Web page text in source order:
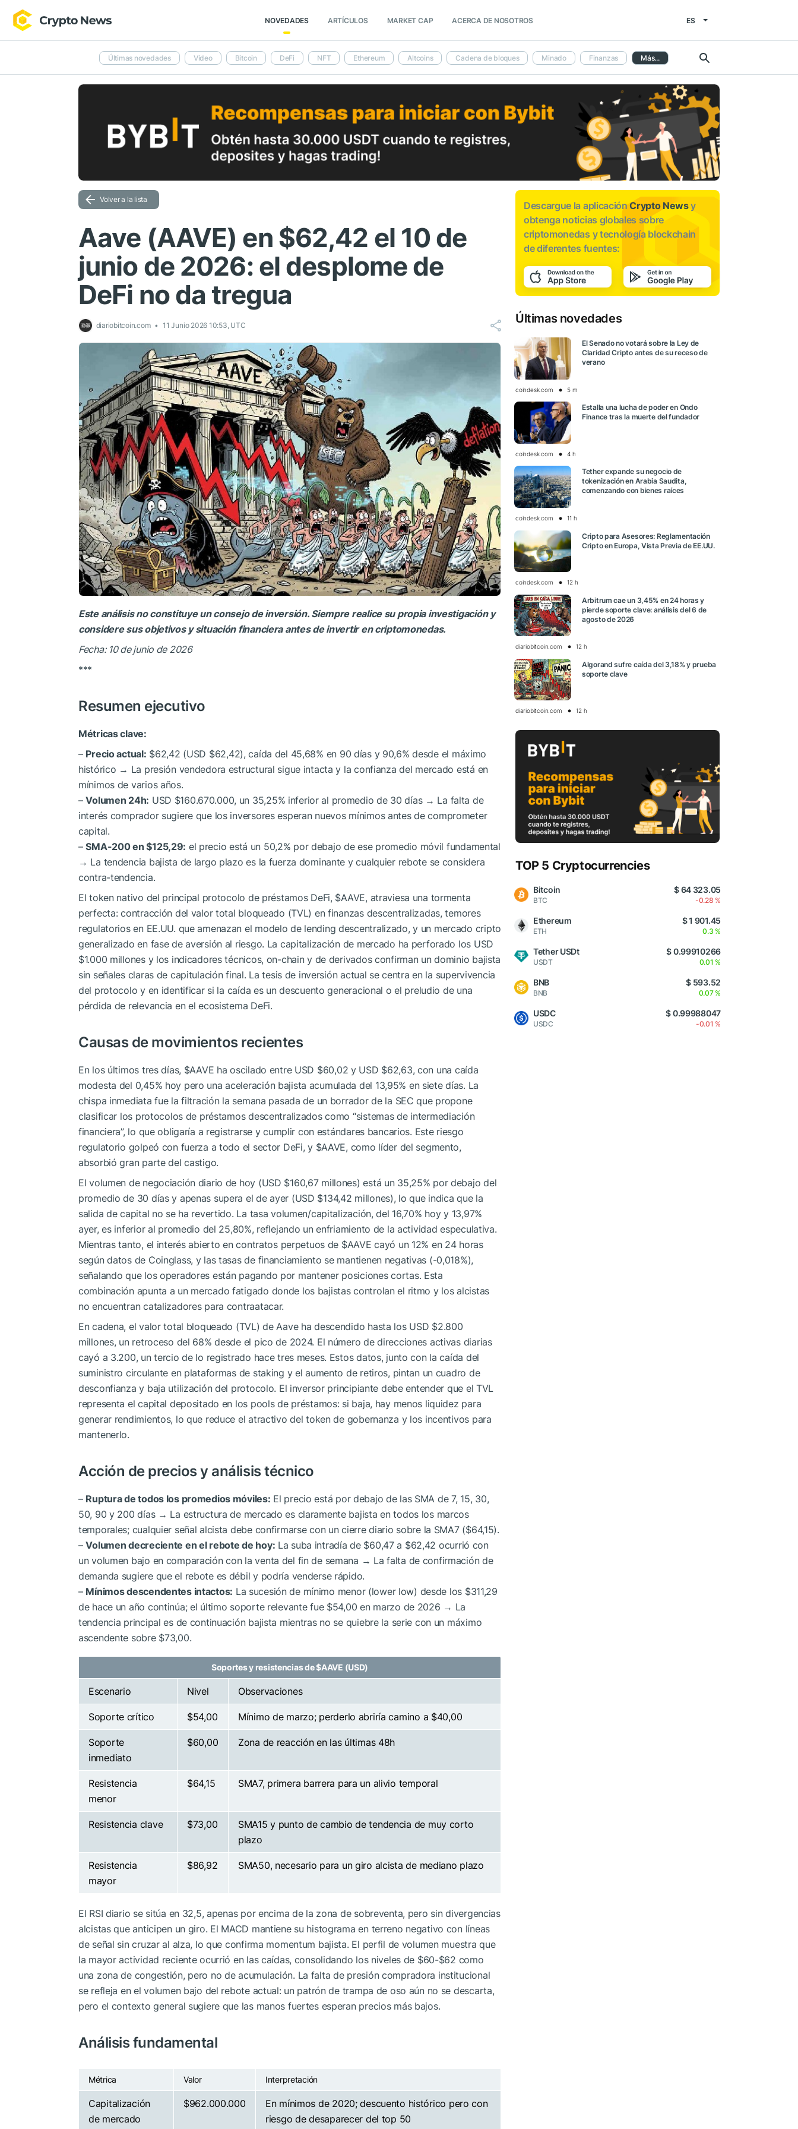
NOVEDADES ARTÍCULOS MARKET CAP ACERCA DE NOSOTROS ES
Últimas novedades Video Bitcoin DeFi NFT Ethereum Altcoins Cadena de bloques Minado Finanzas Más...
Volver a la lista
Aave (AAVE) en $62,42 el 10 de
junio de 2026: el desplome de
DeFi no da tregua
diariobitcoin.com 11 Junio 2026 10:53, UTC
Este análisis no constituye un consejo de inversión. Siempre realice su propia investigación y
considere sus objetivos y situación financiera antes de invertir en criptomonedas.
Fecha: 10 de junio de 2026
***
Resumen ejecutivo
Métricas clave:
– Precio actual: $62,42 (USD $62,42), caída del 45,68% en 90 días y 90,6% desde el máximo
histórico → La presión vendedora estructural sigue intacta y la confianza del mercado está en
mínimos de varios años.
–Volumen 24h: USD $160.670.000, un 35,25% inferior al promedio de 30 días → La falta de
interés comprador sugiere que los inversores esperan nuevos mínimos antes de comprometer
capital.
–SMA-200 en $125,29: el precio está un 50,2% por debajo de ese promedio móvil fundamental
→ La tendencia bajista de largo plazo es la fuerza dominante y cualquier rebote se considera
contra-tendencia.
El token nativo del principal protocolo de préstamos DeFi, $AAVE, atraviesa una tormenta
perfecta: contracción del valor total bloqueado (TVL) en finanzas descentralizadas, temores
regulatorios en EE.UU. que amenazan el modelo de lending descentralizado, y un mercado cripto
generalizado en fase de aversión al riesgo. La capitalización de mercado ha perforado los USD
$1.000 millones y los indicadores técnicos, on-chain y de derivados confirman un dominio bajista
sin señales claras de capitulación final. La tesis de inversión actual se centra en la supervivencia
del protocolo y en identificar si la caída es un descuento generacional o el preludio de una
pérdida de relevancia en el ecosistema DeFi.
Causas de movimientos recientes
En los últimos tres días, $AAVE ha oscilado entre USD $60,02 y USD $62,63, con una caída
modesta del 0,45% hoy pero una aceleración bajista acumulada del 13,95% en siete días. La
chispa inmediata fue la filtración la semana pasada de un borrador de la SEC que propone
clasificar los protocolos de préstamos descentralizados como “sistemas de intermediación
financiera”, lo que obligaría a registrarse y cumplir con estándares bancarios. Este riesgo
regulatorio golpeó con fuerza a todo el sector DeFi, y $AAVE, como líder del segmento,
absorbió gran parte del castigo.
El volumen de negociación diario de hoy (USD $160,67 millones) está un 35,25% por debajo del
promedio de 30 días y apenas supera el de ayer (USD $134,42 millones), lo que indica que la
salida de capital no se ha revertido. La tasa volumen/capitalización, del 16,70% hoy y 13,97%
ayer, es inferior al promedio del 25,80%, reflejando un enfriamiento de la actividad especulativa.
Mientras tanto, el interés abierto en contratos perpetuos de $AAVE cayó un 12% en 24 horas
según datos de Coinglass, y las tasas de financiamiento se mantienen negativas (-0,018%),
señalando que los operadores están pagando por mantener posiciones cortas. Esta
combinación apunta a un mercado fatigado donde los bajistas controlan el ritmo y los alcistas
no encuentran catalizadores para contraatacar.
En cadena, el valor total bloqueado (TVL) de Aave ha descendido hasta los USD $2.800
millones, un retroceso del 68% desde el pico de 2024. El número de direcciones activas diarias
cayó a 3.200, un tercio de lo registrado hace tres meses. Estos datos, junto con la caída del
suministro circulante en plataformas de staking y el aumento de retiros, pintan un cuadro de
desconfianza y baja utilización del protocolo. El inversor principiante debe entender que el TVL
representa el capital depositado en los pools de préstamos: si baja, hay menos liquidez para
generar rendimientos, lo que reduce el atractivo del token de gobernanza y los incentivos para
mantenerlo.
Acción de precios y análisis técnico
– Ruptura de todos los promedios móviles: El precio está por debajo de las SMA de 7, 15, 30,
50, 90 y 200 días → La estructura de mercado es claramente bajista en todos los marcos
temporales; cualquier señal alcista debe confirmarse con un cierre diario sobre la SMA7 ($64,15).
–Volumen decreciente en el rebote de hoy: La suba intradía de $60,47 a $62,42 ocurrió con
un volumen bajo en comparación con la venta del fin de semana → La falta de confirmación de
demanda sugiere que el rebote es débil y podría venderse rápido.
– Mínimos descendentes intactos: La sucesión de mínimo menor (lower low) desde los $311,29
de hace un año continúa; el último soporte relevante fue $54,00 en marzo de 2026 → La
tendencia principal es de continuación bajista mientras no se quiebre la serie con un máximo
ascendente sobre $73,00.
Soportes y resistencias de$AAVE (USD)
Escenario Nivel Observaciones
Soporte crítico $54,00 Mínimo de marzo; perderlo abriría camino a $40,00
Soporte
inmediato
$60,00 Zona de reacción en las últimas 48h
Resistencia
menor
$64,15 SMA7, primera barrera para un alivio temporal
Resistencia clave $73,00
SMA15 y punto de cambio de tendencia de muy corto
plazo
Resistencia
mayor
$86,92 SMA50, necesario para un giro alcista de mediano plazo
El RSI diario se sitúa en 32,5, apenas por encima de la zona de sobreventa, pero sin divergencias
alcistas que anticipen un giro. El MACD mantiene su histograma en terreno negativo con líneas
de señal sin cruzar al alza, lo que confirma momentum bajista. El perfil de volumen muestra que
la mayor actividad reciente ocurrió en las caídas, consolidando los niveles de $60-$62 como
una zona de congestión, pero no de acumulación. La falta de presión compradora institucional
se refleja en el volumen bajo del rebote actual: un patrón de trampa de oso aún no se descarta,
pero el contexto general sugiere que las manos fuertes esperan precios más bajos.
Análisis fundamental
Métrica Valor Interpretación
Capitalización
de mercado
$962.000.000
En mínimos de 2020; descuento histórico pero con
riesgo de desaparecer del top 50
Descargue la aplicaciónCrypto Newsy
obtenga noticias globales sobre
criptomonedas y tecnología blockchain
de diferentes fuentes:
Últimas novedades
El Senado no votará sobre la Ley de
Claridad Cripto antes de su receso de
verano
coindesk.com 5 m
Estalla una lucha de poder en Ondo
Finance tras la muerte del fundador
coindesk.com 4 h
Tether expande su negocio de
tokenización en Arabia Saudita,
comenzando con bienes raíces
coindesk.com 11 h
Cripto para Asesores: Reglamentación
Cripto en Europa, Vista Previa de EE.UU.
coindesk.com 12 h
Arbitrum cae un 3,45% en 24 horas y
pierde soporte clave: análisis del 6 de
agosto de 2026
diariobitcoin.com 12 h
Algorand sufre caída del 3,18% y prueba
soporte clave
diariobitcoin.com 12 h
TOP 5 Cryptocurrencies
Bitcoin
BTC
$ 64 323.05
-0.28 %
Ethereum
ETH
$ 1 901.45
0.3 %
Tether USDt
USDT
$ 0.99910266
0.01 %
BNB
BNB
$ 593.52
0.07 %
USDC
USDC
$ 0.99988047
-0.01 %